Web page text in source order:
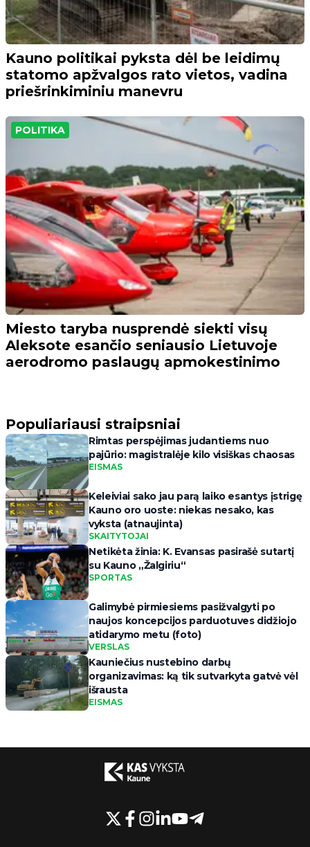
Kauno politikai pyksta dėl be leidimų
statomo apžvalgos rato vietos, vadina
priešrinkiminiu manevru
POLITIKA
Miesto taryba nusprendė siekti visų
Aleksote esančio seniausio Lietuvoje
aerodromo paslaugų apmokestinimo
Populiariausi straipsniai
Rimtas perspėjimas judantiems nuo
pajūrio: magistralėje kilo visiškas chaosas
EISMAS
Keleiviai sako jau parą laiko esantys įstrigę
Kauno oro uoste: niekas nesako, kas
vyksta (atnaujinta)
SKAITYTOJAI
Netikėta žinia: K. Evansas pasirašė sutartį
su Kauno „Žalgiriu“
SPORTAS
Galimybė pirmiesiems pasižvalgyti po
naujos koncepcijos parduotuves didžiojo
atidarymo metu (foto)
VERSLAS
Kauniečius nustebino darbų
organizavimas: ką tik sutvarkyta gatvė vėl
išrausta
EISMAS